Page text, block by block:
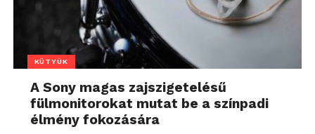
KÜTYÜK
A Sony magas zajszigetelésű
fülmonitorokat mutat be a színpadi
élmény fokozására